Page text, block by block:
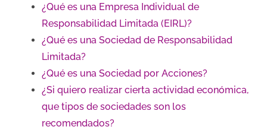
¿Qué es una Empresa Individual de
Responsabilidad Limitada (EIRL)?
¿Qué es una Sociedad de Responsabilidad
Limitada?
¿Qué es una Sociedad por Acciones?
¿Si quiero realizar cierta actividad económica,
que tipos de sociedades son los
recomendados?